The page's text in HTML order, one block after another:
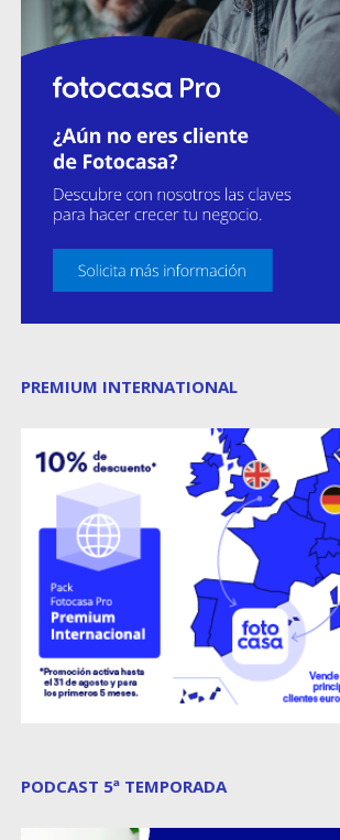
PREMIUM INTERNATIONAL
PODCAST 5ª TEMPORADA